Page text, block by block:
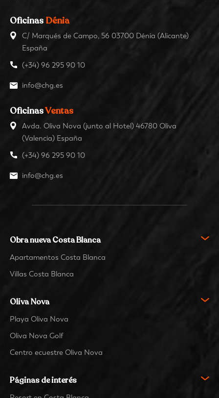
Oficinas Dénia
C/ Marqués de Campo, 56 03700 Dénia (Alicante)
España
(+34) 96 295 90 10
info@chg.es
OficinasVentas
Avda. Oliva Nova (junto al Hotel) 46780 Oliva
(Valencia) España
(+34) 96 295 90 10
info@chg.es
Obra nueva Costa Blanca
Apartamentos Costa Blanca
Villas Costa Blanca
Oliva Nova
Playa Oliva Nova
Oliva Nova Golf
Centro ecuestre Oliva Nova
Páginas de interés